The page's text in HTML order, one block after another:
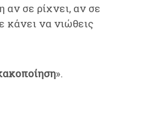
αν σε ρίχνει, αν σε
κάνει να νιώθεις
».